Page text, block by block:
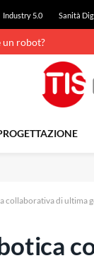
Industry 5.0 Sanità
un robot?
collaborativa di ultima